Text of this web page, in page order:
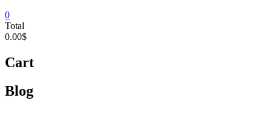
0
Total
0.00$
Cart
Blog